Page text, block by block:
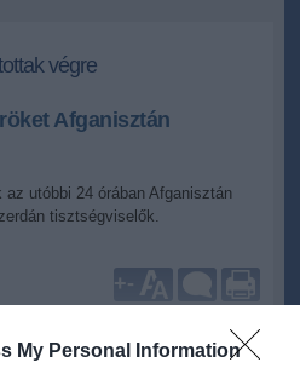
My Personal Information
végre
Afganisztán
utóbbi 24 órában Afganisztán
tisztségviselők.
+-